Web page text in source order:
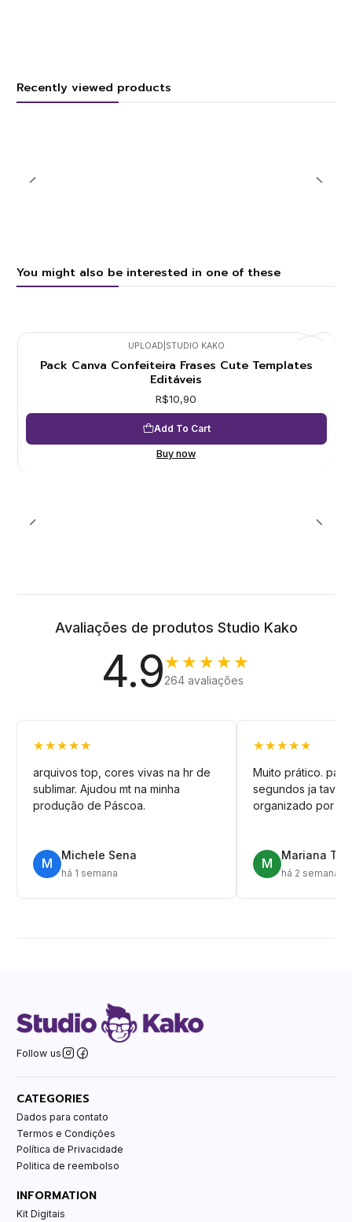
Recently viewed products
You might also be interested in one of these
UPLOAD STUDIO KAKO
Pack Canva Confeiteira Frases Cute Templates
Editáveis
R$10,90
Add To Cart
Buy now
Avaliações de produtos Studio Kako
4.9★★★★★
264 avaliações
★★★★★
arquivos top, cores vivas na hr de
sublimar. Ajudou mt na minha
produção de Páscoa.
M
Michele Sena
há 1 semana
★★★★★
Muito prático.
segundos ja tava
organizado por
M
Mariana T.
há 2 semanas
Follow us
CATEGORIES
Dados para contato
Termos e Condições
Política de Privacidade
Politica de reembolso
INFORMATION
Kit Digitais